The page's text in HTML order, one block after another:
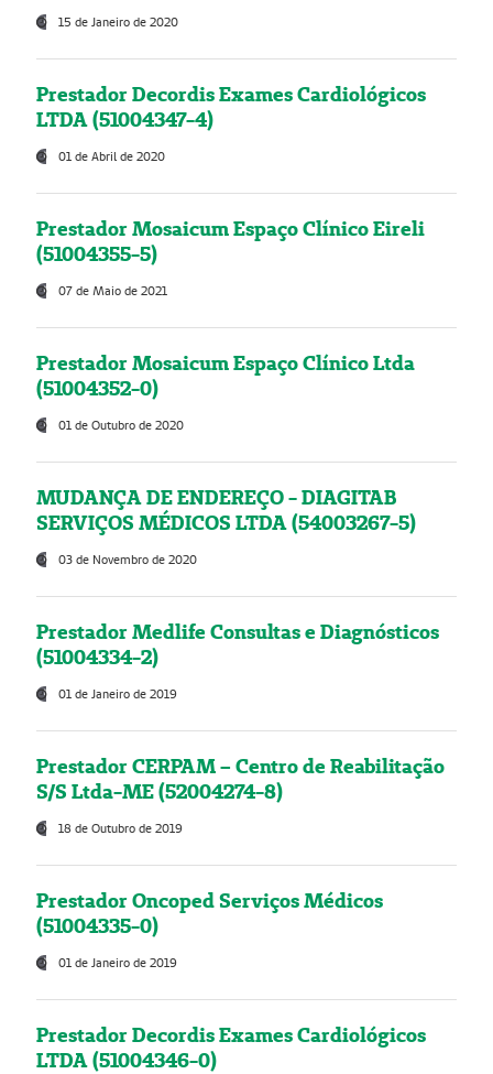
15 de Janeiro de 2020
Prestador Decordis Exames Cardiológicos
LTDA (51004347-4)
01 de Abril de 2020
Prestador Mosaicum Espaço Clínico Eireli
(51004355-5)
07 de Maio de 2021
Prestador Mosaicum Espaço Clínico Ltda
(51004352-0)
01 de Outubro de 2020
MUDANÇA DE ENDEREÇO - DIAGITAB
SERVIÇOS MÉDICOS LTDA (54003267-5)
03 de Novembro de 2020
Prestador Medlife Consultas e Diagnósticos
(51004334-2)
01 de Janeiro de 2019
Prestador CERPAM – Centro de Reabilitação
S/S Ltda-ME (52004274-8)
18 de Outubro de 2019
Prestador Oncoped Serviços Médicos
(51004335-0)
01 de Janeiro de 2019
Prestador Decordis Exames Cardiológicos
LTDA (51004346-0)